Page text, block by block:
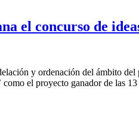
el concurso de
y ordenación del ámbito
como el proyecto ganador de las